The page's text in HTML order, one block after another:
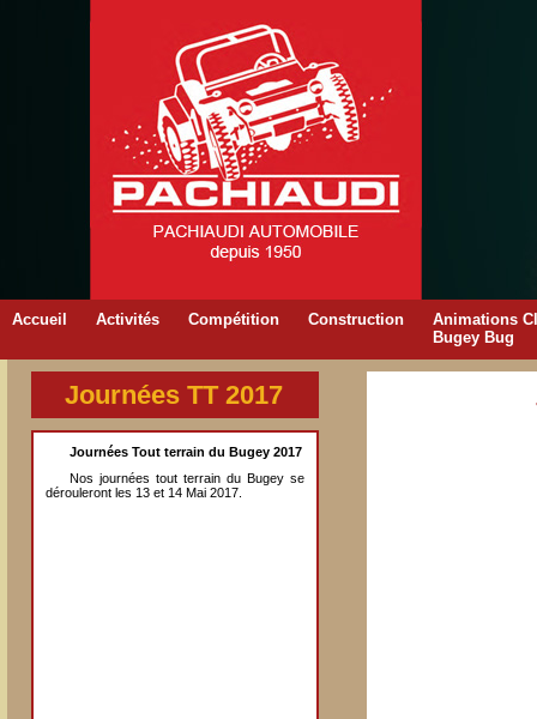
Accueil Activités Compétition Construction
Animations
Bugey Bug
Journées TT 2017
Journées Tout terrain du Bugey 2017
Nos journées tout terrain du Bugey se
dérouleront les 13 et 14 Mai 2017.